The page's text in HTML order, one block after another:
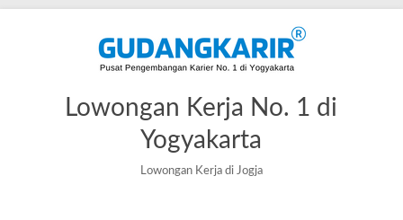
Lowongan Kerja No. 1 di
Yogyakarta
Lowongan Kerja di Jogja